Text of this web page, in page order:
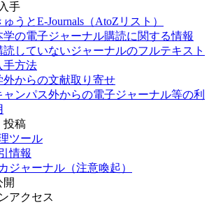
手
ゅうとE-Journals（AtoZリスト）
学の電子ジャーナル購読に関する情報
読していないジャーナルのフルテキスト
手方法
外からの文献取り寄せ
ャンパス外からの電子ジャーナル等の利
投稿
ツール
情報
ジャーナル（注意喚起）
開
アクセス